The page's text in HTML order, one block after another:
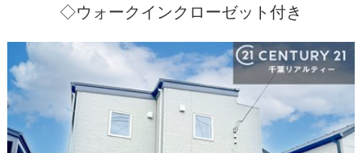
◇ウォークインクローゼット付き